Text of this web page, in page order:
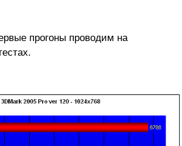
прогоны проводим на